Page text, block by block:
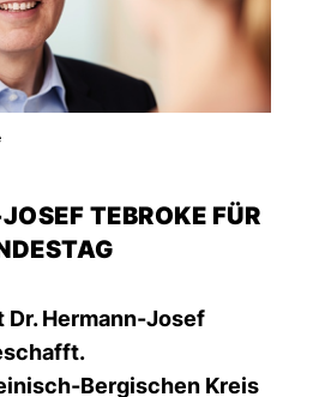
TEBROKE FÜR
Dr. Hermann-Josef
Bergischen Kreis